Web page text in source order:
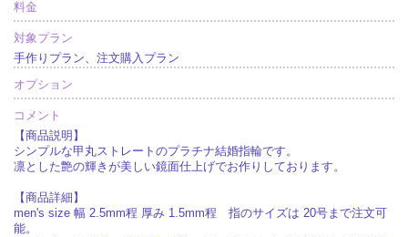
料金
対象プラン
手作りプラン、注文購入プラン
オプション
コメント
【商品説明】
シンプルな甲丸ストレートのプラチナ結婚指輪です。
凛とした艶の輝きが美しい鏡面仕上げでお作りしております。
【商品詳細】
men's size 幅 2.5mm程 厚み 1.5mm程 指のサイズは 20号まで注文可
能。